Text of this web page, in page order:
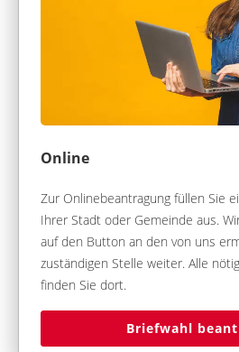
Online
Zur Onlinebeantragung füllen Sie
Ihrer Stadt oder Gemeinde aus.
auf den Button an den von uns
zuständigen Stelle weiter. Alle
finden Sie dort.
Briefwahl